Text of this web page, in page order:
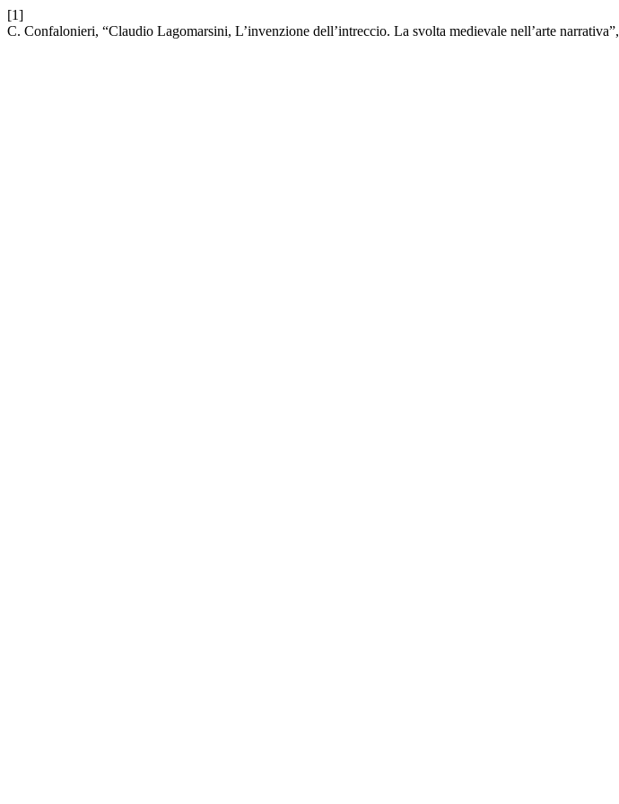
[1]
C. Confalonieri, “Claudio Lagomarsini, L’invenzione dell’intreccio. La svolta medievale nell’arte narrativa”,